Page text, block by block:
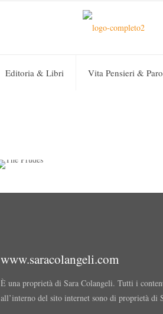
Editoria & Libri Vita Pensieri &
www.saracolangeli.com
È una proprietà di Sara Colangeli. Tutti i
all’interno del sito internet sono di proprietà di